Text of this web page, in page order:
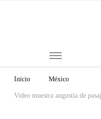
Inicio México
Video muestra angustia de